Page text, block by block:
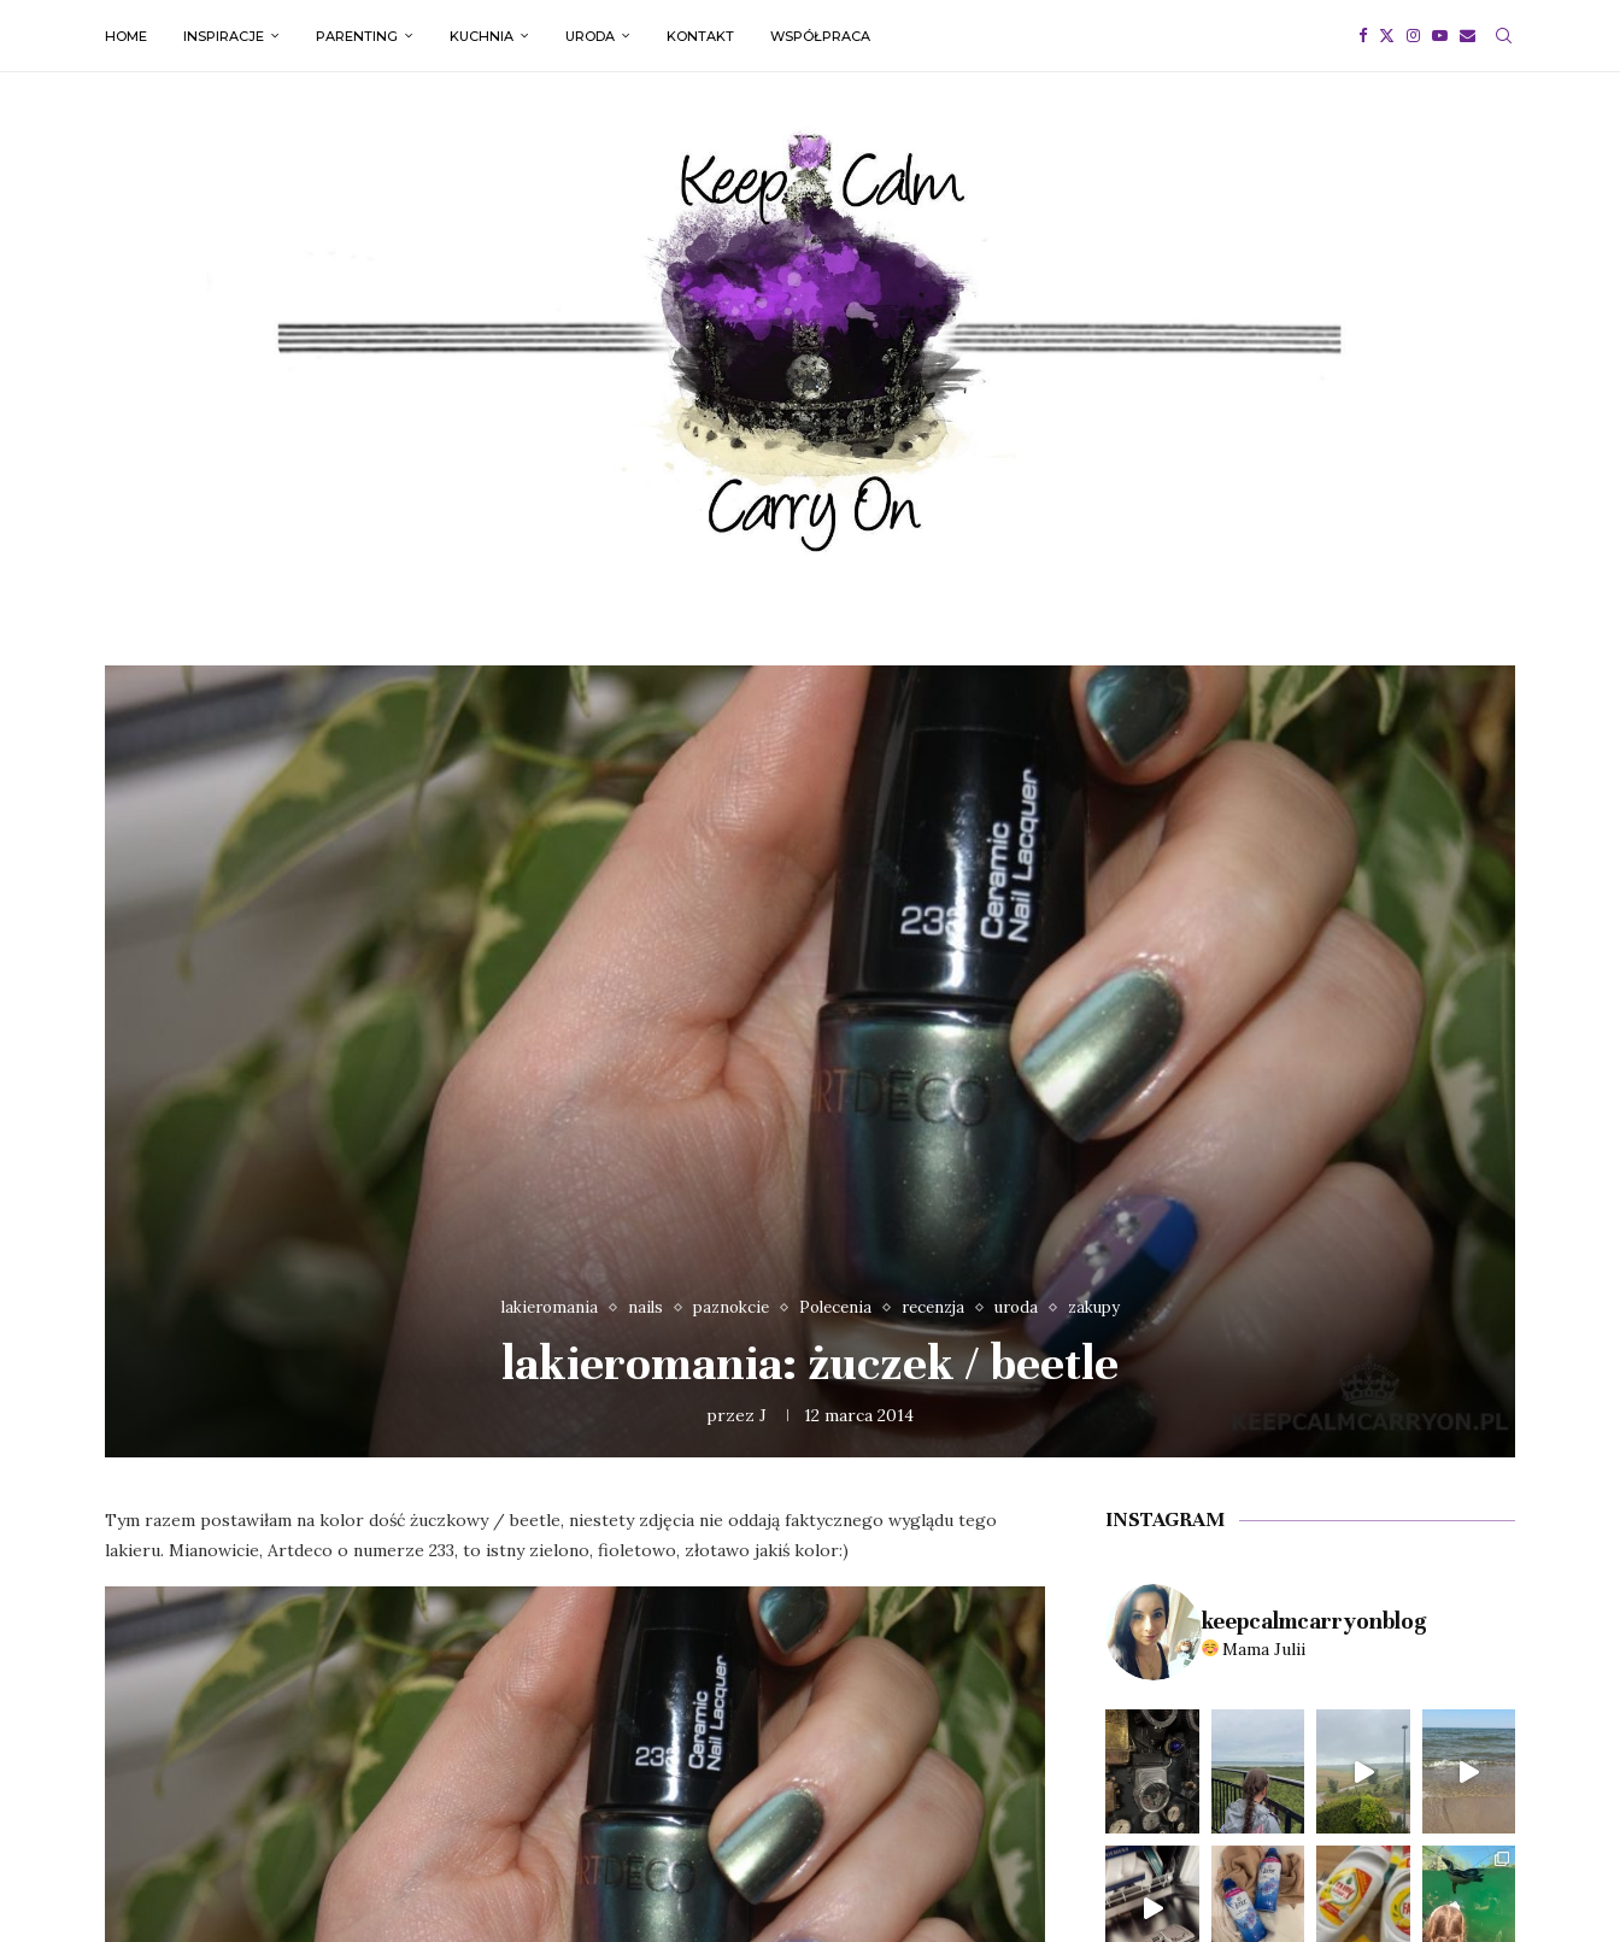
HOME INSPIRACJE PARENTING KUCHNIA URODA KONTAKT WSPÓŁPRACA
lakieromania nails paznokcie Polecenia recenzja uroda zakupy
lakieromania: żuczek / beetle
przez J 12 marca 2014
Tym razem postawiłam na kolor dość żuczkowy / beetle, niestety zdjęcia nie oddają faktycznego wyglądu tego
lakieru. Mianowicie, Artdeco o numerze 233, to istny zielono, fioletowo, złotawo jakiś kolor:)
INSTAGRAM
keepcalmcarryonblog
Mama Julii